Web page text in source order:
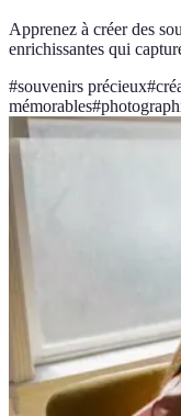
Apprenez à créer des
enrichissantes qui
#souvenirs précieux#
mémorables#